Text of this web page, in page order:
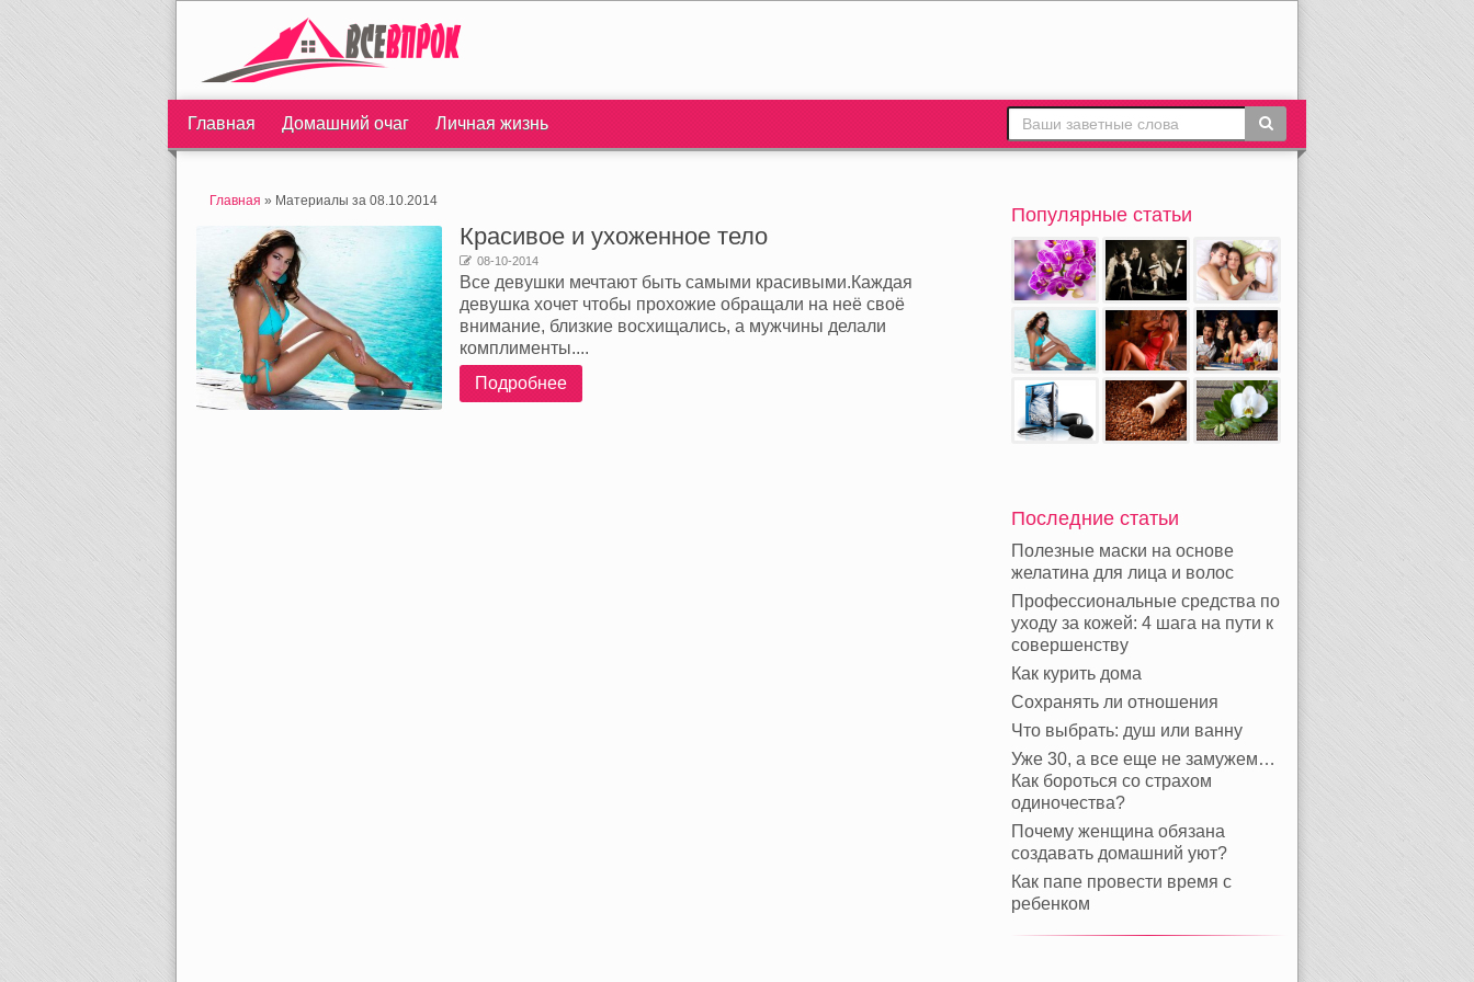
Главная Домашний очаг Личная жизнь
Главная » Материалы за 08.10.2014
Красивое и ухоженное тело
08-10-2014
Все девушки мечтают быть самыми красивыми.Каждая
девушка хочет чтобы прохожие обращали на неё своё
внимание, близкие восхищались, а мужчины делали
комплименты....
Подробнее
Популярные статьи
Последние статьи
Полезные маски на основе
желатина для лица и волос
Профессиональные средства по
уходу за кожей: 4 шага на пути к
совершенству
Как курить дома
Сохранять ли отношения
Что выбрать: душ или ванну
Уже 30, а все еще не замужем…
Как бороться со страхом
одиночества?
Почему женщина обязана
создавать домашний уют?
Как папе провести время с
ребенком